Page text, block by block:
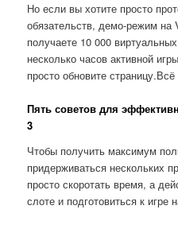
Но если вы хотите просто
обязательств, демо-режим
получаете 10 000
несколько часов активной
просто обновите
Пять советов для
3
Чтобы получить максимум
придерживаться нескольких
просто скоротать время, а
слоте и подготовиться к игре